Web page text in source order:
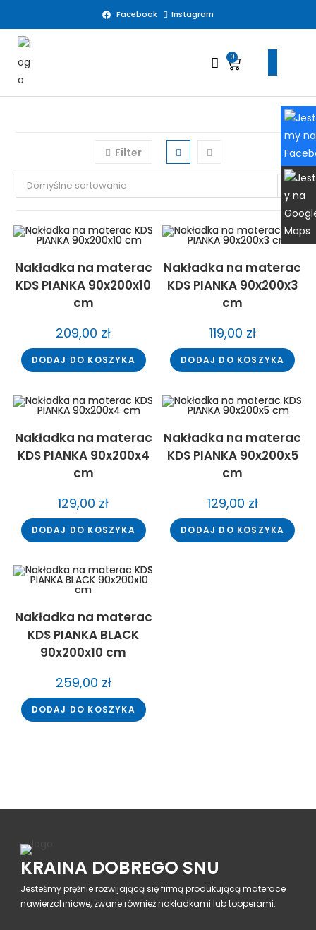
Facebook Instagram
0
Filter
Domyślne sortowanie
Nakładka na materac
KDS PIANKA 90x200x10
cm
209,00 zł
DODAJ DO KOSZYKA
Nakładka na materac
KDS PIANKA 90x200x3
cm
119,00 zł
DODAJ DO KOSZYKA
Nakładka na materac
KDS PIANKA 90x200x4
cm
129,00 zł
DODAJ DO KOSZYKA
Nakładka na materac
KDS PIANKA 90x200x5
cm
129,00 zł
DODAJ DO KOSZYKA
Nakładka na materac
KDS PIANKA BLACK
90x200x10 cm
259,00 zł
DODAJ DO KOSZYKA
KRAINA DOBREGO SNU
Jesteśmy prężnie rozwijającą się firmą produkującą materace
nawierzchniowe, zwane również nakładkami lub topperami.